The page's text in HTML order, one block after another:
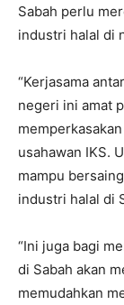
Sabah perlu
industri halal di
“Kerjasama
negeri ini amat
usahawan IKS.
mampu
industri halal di
“Ini juga bagi
di Sabah akan
memudahkan